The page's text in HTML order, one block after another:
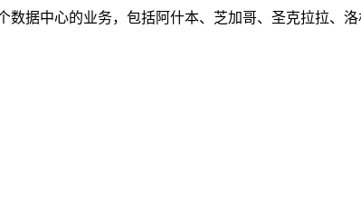
数据中心的业务，包括阿什本、芝加哥、圣克拉拉、